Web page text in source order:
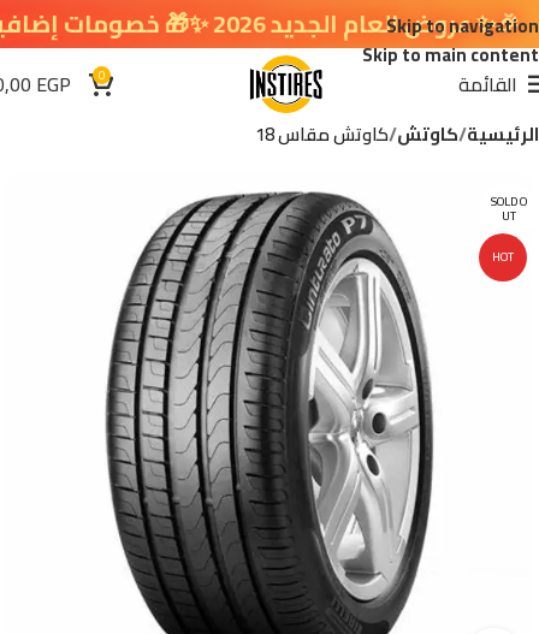
Skip to navigation
Skip to main content
القائمة 0
EGP
الرئيسية كاوتش كاوتش مقاس 18
SOLD O
UT
HOT
العام الجديد 2026 ✨🎁 خصومات إضافية في سلة التسوق 🔥